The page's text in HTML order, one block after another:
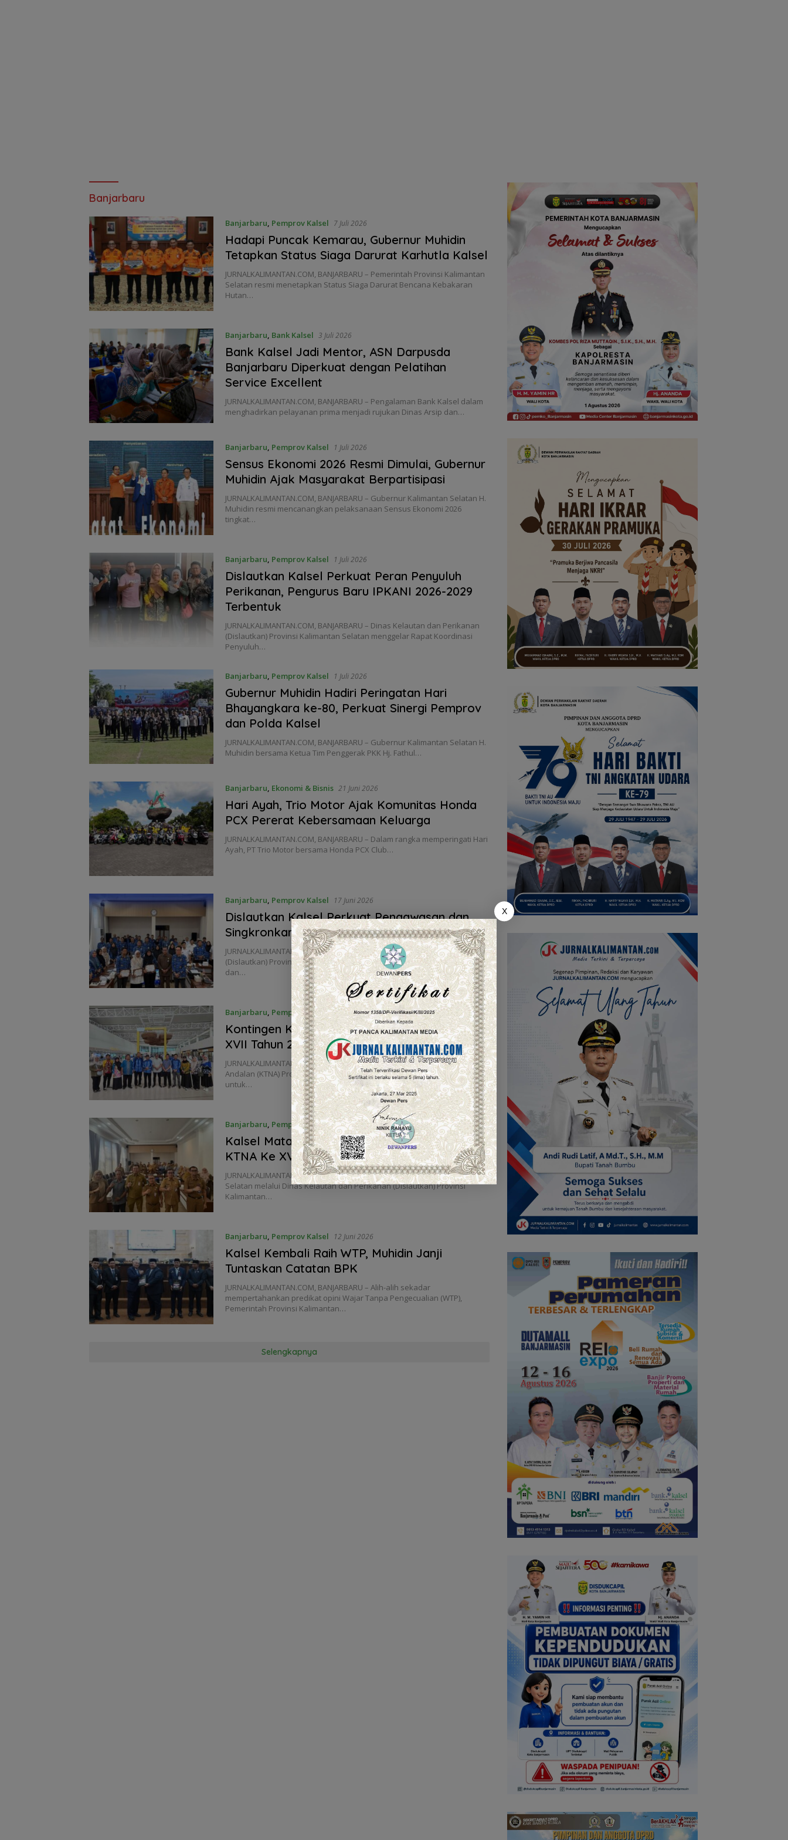
Banjarbaru
Banjarbaru, Pemprov Kalsel 7 Juli 2026
Hadapi Puncak Kemarau, Gubernur Muhidin
Tetapkan Status Siaga Darurat Karhutla Kalsel
JURNALKALIMANTAN.COM, BANJARBARU – Pemerintah Provinsi Kalimantan
Selatan resmi menetapkan Status Siaga Darurat Bencana Kebakaran
Hutan…
Banjarbaru, Bank Kalsel 3 Juli 2026
Bank Kalsel Jadi Mentor, ASN Darpusda
Banjarbaru Diperkuat dengan Pelatihan
Service Excellent
JURNALKALIMANTAN.COM, BANJARBARU – Pengalaman Bank Kalsel dalam
menghadirkan pelayanan prima menjadi rujukan Dinas Arsip dan…
Banjarbaru, Pemprov Kalsel 1 Juli 2026
Sensus Ekonomi 2026 Resmi Dimulai, Gubernur
Muhidin Ajak Masyarakat Berpartisipasi
JURNALKALIMANTAN.COM, BANJARBARU – Gubernur Kalimantan Selatan H.
Muhidin resmi mencanangkan pelaksanaan Sensus Ekonomi 2026
tingkat…
Banjarbaru, Pemprov Kalsel 1 Juli 2026
Dislautkan Kalsel Perkuat Peran Penyuluh
Perikanan, Pengurus Baru IPKANI 2026-2029
Terbentuk
JURNALKALIMANTAN.COM, BANJARBARU – Dinas Kelautan dan Perikanan
(Dislautkan) Provinsi Kalimantan Selatan menggelar Rapat Koordinasi
Penyuluh…
Banjarbaru, Pemprov Kalsel 1 Juli 2026
Gubernur Muhidin Hadiri Peringatan Hari
Bhayangkara ke-80, Perkuat Sinergi Pemprov
dan Polda Kalsel
JURNALKALIMANTAN.COM, BANJARBARU – Gubernur Kalimantan Selatan H.
Muhidin bersama Ketua Tim Penggerak PKK Hj. Fathul…
Banjarbaru, Ekonomi & Bisnis 21 Juni 2026
Hari Ayah, Trio Motor Ajak Komunitas Honda
PCX Pererat Kebersamaan Keluarga
JURNALKALIMANTAN.COM, BANJARBARU – Dalam rangka memperingati Hari
Ayah, PT Trio Motor bersama Honda PCX Club…
Banjarbaru, Pemprov Kalsel 17 Juni 2026
Dislautkan Kalsel Perkuat Pengawasan dan
Singkronkan Data Usaha Perikanan
JURNALKALIMANTAN.COM, BANJARBARU – Dinas Kelautan dan Perikanan
(Dislautkan) Provinsi Kalimantan Selatan menggelar Pertemuan Validasi
dan…
Banjarbaru, Pemprov Kalsel 16 Juni 2026
Kontingen KTNA Kalsel Ikut Serta pada PENAS
XVII Tahun 2026
JURNALKALIMANTAN.COM, BANJARBARU – Kontingen Kontak Tani Nelayan
Andalan (KTNA) Provinsi Kalimantan Selatan resmi diberangkatkan
untuk…
Banjarbaru, Pemprov Kalsel 15 Juni 2026
Kalsel Matangkan Kesiapan Menuju PENAS
KTNA Ke XVII Tahun 2026
JURNALKALIMANTAN.COM, BANJARBARU – Pemerintah Provinsi Kalimantan
Selatan melalui Dinas Kelautan dan Perikanan (Dislautkan) Provinsi
Kalimantan…
Banjarbaru, Pemprov Kalsel 12 Juni 2026
Kalsel Kembali Raih WTP, Muhidin Janji
Tuntaskan Catatan BPK
JURNALKALIMANTAN.COM, BANJARBARU – Alih-alih sekadar
mempertahankan predikat opini Wajar Tanpa Pengecualian (WTP),
Pemerintah Provinsi Kalimantan…
Selengkapnya
X